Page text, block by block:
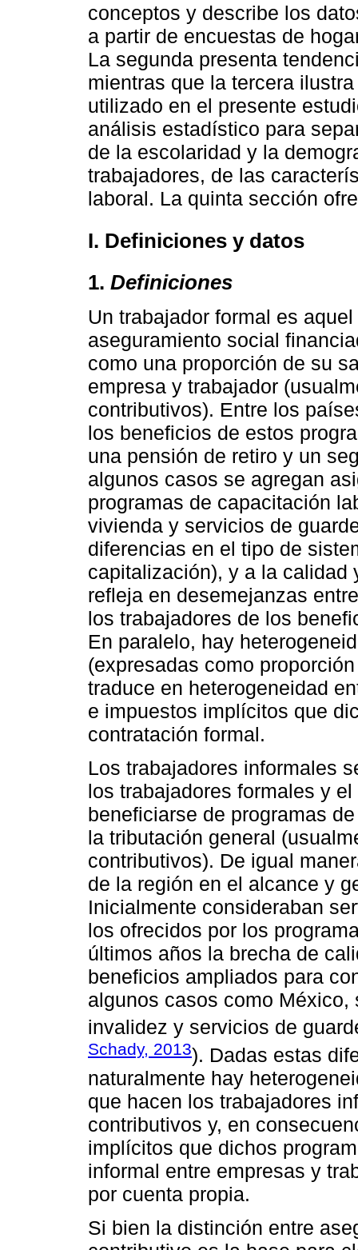
conceptos y describe los
a partir de encuestas de
La segunda presenta
mientras que la tercera
utilizado en el presente
análisis estadístico para
de la escolaridad y la
trabajadores, de las
laboral. La quinta sección
I. Definiciones y datos
1. Definiciones
Un trabajador formal es
aseguramiento social
como una proporción de su
empresa y trabajador
contributivos). Entre los
los beneficios de estos
una pensión de retiro y un
algunos casos se agregan
programas de capacitación
vivienda y servicios de
diferencias en el tipo de
capitalización), y a la
refleja en desemejanzas
los trabajadores de los
En paralelo, hay
(expresadas como
traduce en heterogeneidad
e impuestos implícitos que
contratación formal.
Los trabajadores informales
los trabajadores formales y
beneficiarse de programas
la tributación general
contributivos). De igual
de la región en el alcance y
Inicialmente consideraban
los ofrecidos por los
últimos años la brecha de
beneficios ampliados para
algunos casos como
invalidez y servicios de
Schady, 2013). Dadas estas
naturalmente hay
que hacen los trabajadores
contributivos y, en
implícitos que dichos
informal entre empresas y
por cuenta propia.
Si bien la distinción entre